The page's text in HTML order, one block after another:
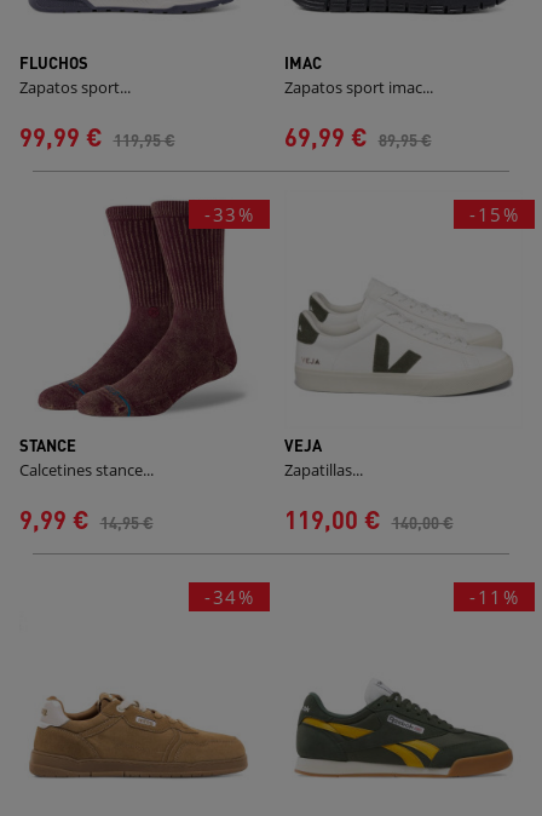
FLUCHOS
Zapatos sport...
99,99 € 119,95 €
IMAC
Zapatos sport imac...
69,99 € 89,95 €
-33%
STANCE
Calcetines stance...
9,99 € 14,95 €
-15%
VEJA
Zapatillas...
119,00 € 140,00 €
-34% -11%